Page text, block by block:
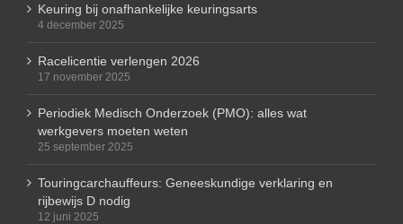
Keuring bij onafhankelijke keuringsarts
4 december 2025
Racelicentie verlengen 2026
17 november 2025
Periodiek Medisch Onderzoek (PMO): alles wat
werkgevers moeten weten
25 september 2025
Touringcarchauffeurs: Geneeskundige verklaring en
rijbewijs D nodig
12 juni 2025